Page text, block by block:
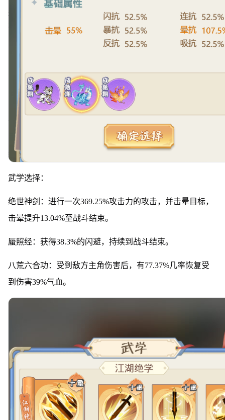
武学选择：
绝世神剑：进行一次369.25%攻击力的攻击，并击晕目标，
击晕提升13.04%至战斗结束。
蜃照经：获得38.3%的闪避，持续到战斗结束。
八荒六合功：受到敌方主角伤害后，有77.37%几率恢复受
到伤害39%气血。